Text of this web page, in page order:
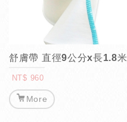
舒膚帶 直徑9公分x長1.8米
NT$ 960
More